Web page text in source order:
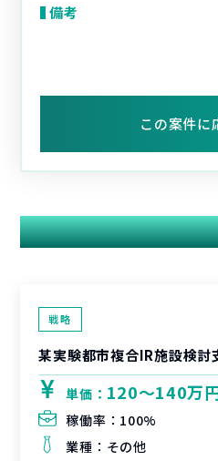
備考
この案件に
関連す
戦略
某実験都市複合IR施設検討
単価： 120〜140万
稼働率： 100%
業種： その他